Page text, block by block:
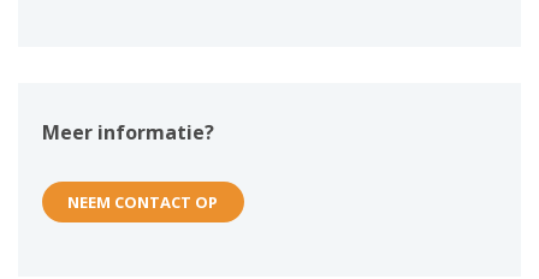
Meer informatie?
NEEM CONTACT OP